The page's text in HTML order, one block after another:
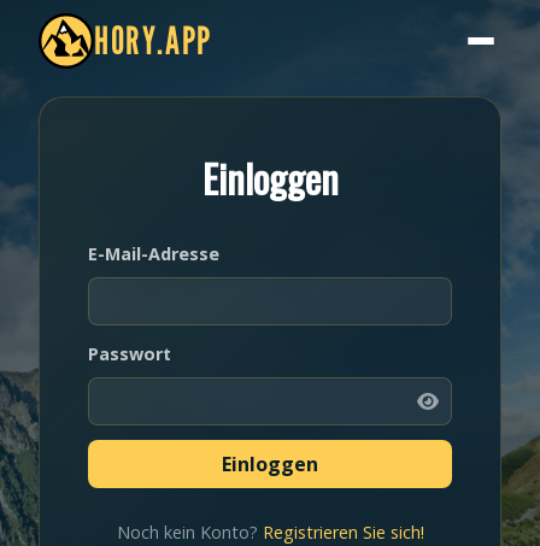
HORY.APP
Einloggen
E-Mail-Adresse
Passwort
Noch kein Konto? Registrieren Sie sich!